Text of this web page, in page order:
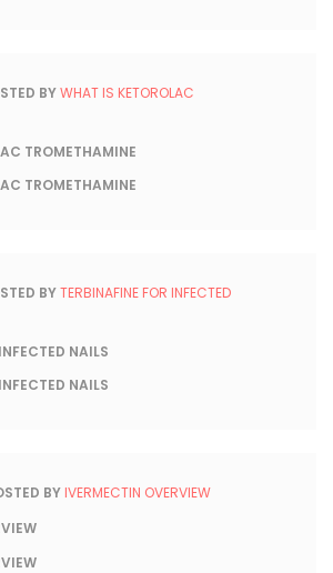
BYWHAT IS KETOROLAC
TROMETHAMINE
TROMETHAMINE
BYTERBINAFINE FOR INFECTED
NAILS
NAILS
BY IVERMECTIN OVERVIEW